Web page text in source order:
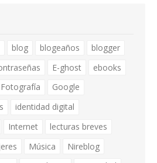
blog blogeaños
blogger
E-ghost
ebooks
Fotografía
Google
identidad digital
Internet
lecturas breves
Música
Nireblog